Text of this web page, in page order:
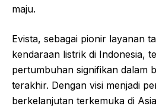
maju.
Evista, sebagai pionir layanan
kendaraan listrik di Indonesia,
pertumbuhan signifikan dalam
terakhir. Dengan visi menjadi
berkelanjutan terkemuka di